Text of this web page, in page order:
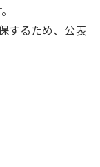
するため、公表